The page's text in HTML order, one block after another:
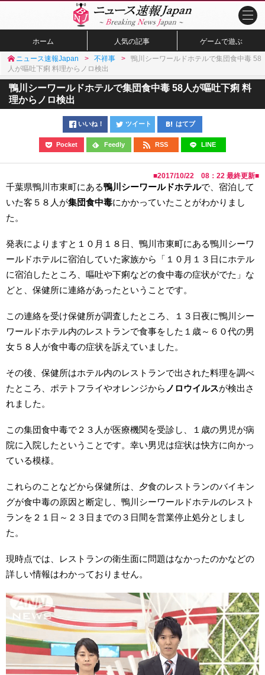
ホーム 人気の記事 ゲームで遊ぶ
ニュース速報Japan 不祥事
鴨川シーワールドホテルで集団食中毒 58
人が嘔吐下痢 料理からノロ検出
鴨川シーワールドホテルで集団食中毒 58人が嘔吐下痢 料
理からノロ検出
いいね！ ツイート はてブ
Pocket Feedly RSS LINE
■2017/10/22 08：22 最終更新■
千葉県鴨川市東町にある鴨川シーワールドホテルで、宿泊して
いた客５８人が集団食中毒にかかっていたことがわかりまし
た。
発表によりますと１０月１８日、鴨川市東町にある鴨川シーワ
ールドホテルに宿泊していた家族から「１０月１３日にホテル
に宿泊したところ、嘔吐や下痢などの食中毒の症状がでた」な
どと、保健所に連絡があったということです。
この連絡を受け保健所が調査したところ、１３日夜に鴨川シー
ワールドホテル内のレストランで食事をした１歳～６０代の男
女５８人が食中毒の症状を訴えていました。
その後、保健所はホテル内のレストランで出された料理を調べ
たところ、ポテトフライやオレンジから ノロウイルスが検出さ
れました。
この集団食中毒で２３人が医療機関を受診し、１歳の男児が病
院に入院したということです。幸い男児は症状は快方に向かっ
ている模様。
これらのことなどから保健所は、夕食のレストランのバイキン
グが食中毒の原因と断定し、鴨川シーワールドホテルのレスト
ランを２１日～２３日までの３日間を営業停止処分としまし
た。
現時点では、レストランの衛生面に問題はなかったのかなどの
詳しい情報はわかっておりません。